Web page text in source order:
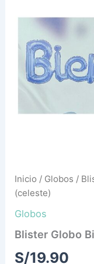
Inicio / Globos /
(celeste)
Globos
Blister Globo
S/19.90